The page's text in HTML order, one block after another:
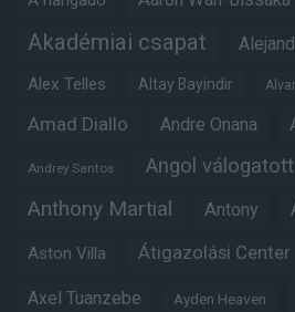
Akadémiai csapat
Alex Telles Altay Bayindir
Amad Diallo Andre Onana
Andrey Santos Angol válogatott
Anthony Martial Antony
Aston Villa Átigazolási Center
Axel Tuanzebe Ayden Heaven